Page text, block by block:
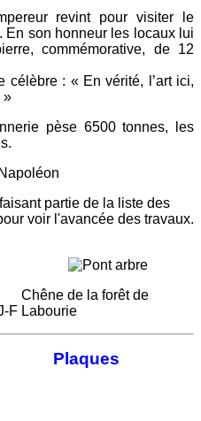
revint pour visiter le
En son honneur les locaux lui
commémorative, de 12
célèbre : « En vérité, l’art ici,
»
pèse 6500 tonnes, les
partie de la liste des
voir l'avancée des travaux.
de la forêt de
F Labourie
Plaques